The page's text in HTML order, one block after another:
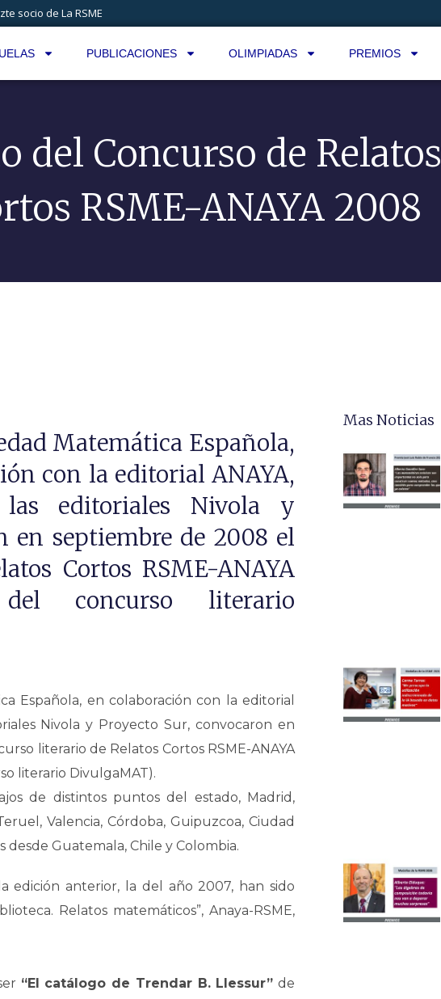
socio de La RSME
PUBLICACIONES OLIMPIADAS PREMIOS
del Concurso de Relatos
RSME-ANAYA 2008
Matemática Española,
con la editorial ANAYA,
editoriales Nivola y
en septiembre de 2008 el
Cortos RSME-ANAYA
concurso literario
Española, en colaboración con la editorial
Nivola y Proyecto Sur, convocaron en
literario de Relatos Cortos RSME-ANAYA
literario DivulgaMAT).
de distintos puntos del estado, Madrid,
Valencia, Córdoba, Guipuzcoa, Ciudad
Guatemala, Chile y Colombia.
edición anterior, la del año 2007, han sido
Relatos matemáticos”, Anaya-RSME,
“El catálogo de Trendar B. Llessur” de
Mas Noticias